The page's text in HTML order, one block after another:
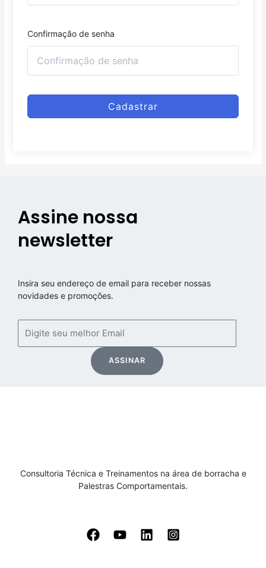
Confirmação de senha
Cadastrar
Assine nossa
newsletter
Insira seu endereço de email para receber nossas
novidades e promoções.
ASSINAR
Consultoria Técnica e Treinamentos na área de borracha e
Palestras Comportamentais.